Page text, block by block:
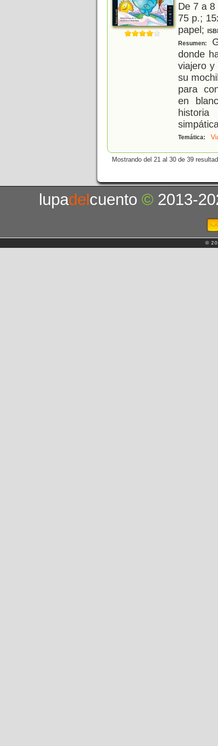
De 7 a
75 p.;
papel;
Resumen:
donde
viajero y
su
para
en
Temática:
Mostrando del 21 al 30 de 39
lupadelcuento© 2013-
©